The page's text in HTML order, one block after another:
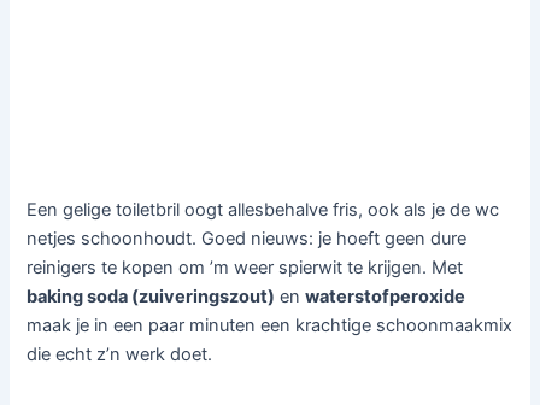
Een gelige toiletbril oogt allesbehalve fris, ook als je de wc
netjes schoonhoudt. Goed nieuws: je hoeft geen dure
reinigers te kopen om ’m weer spierwit te krijgen. Met
baking soda (zuiveringszout) enwaterstofperoxide
maak je in een paar minuten een krachtige schoonmaakmix
die echt z’n werk doet.